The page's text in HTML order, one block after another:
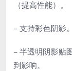
（提高性能）。
– 支持彩色阴影。
– 半透明阴影贴
到影响。